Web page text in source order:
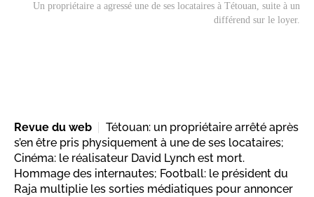
Un propriétaire a agressé une de ses locataires à Tétouan, suite à un
différend sur le loyer.
Revue du web
Tétouan: un propriétaire arrêté après
s’en être pris physiquement à une de ses locataires;
Cinéma: le réalisateur David Lynch est mort.
Hommage des internautes; Football: le président du
Raja multiplie les sorties médiatiques pour annoncer